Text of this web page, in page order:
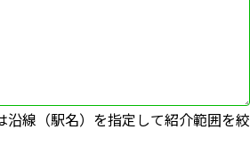
線（駅名）を指定して紹介範囲を絞